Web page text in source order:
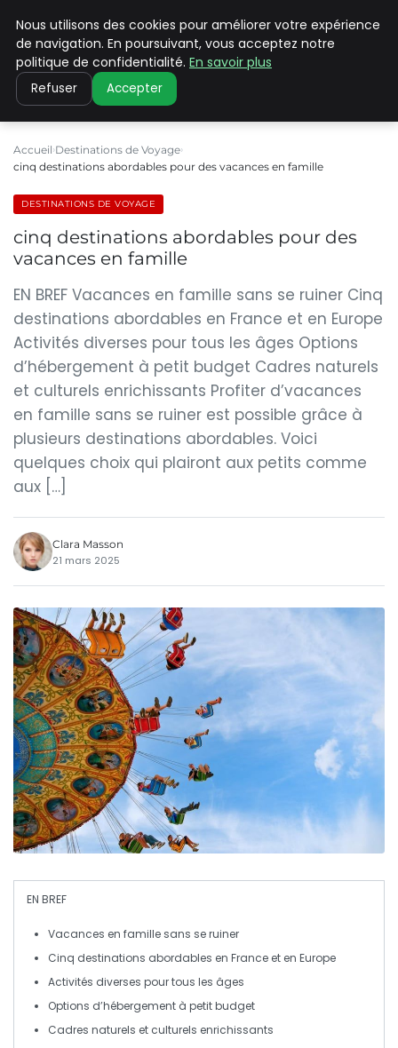
PILAT PATRIMOINES
Accueil Destinations de Voyage
cinq destinations abordables pour des vacances en famille
DESTINATIONS DE VOYAGE
cinq destinations abordables pour des
vacances en famille
EN BREF Vacances en famille sans se ruiner Cinq
destinations abordables en France et en Europe
Activités diverses pour tous les âges Options
d’hébergement à petit budget Cadres naturels
et culturels enrichissants Profiter d’vacances
en famille sans se ruiner est possible grâce à
plusieurs destinations abordables. Voici
quelques choix qui plairont aux petits comme
aux […]
Clara Masson
21 mars 2025
EN BREF
Vacances en famille sans se ruiner
Cinq destinations abordables en France et en Europe
Activités diverses pourtous les âges
Options d’hébergement à petit budget
Cadres naturels et culturels enrichissants
Nous utilisons des cookies pour améliorer votre expérience
de navigation. En poursuivant, vous acceptez notre
politique de confidentialité. En savoir plus
Refuser Accepter